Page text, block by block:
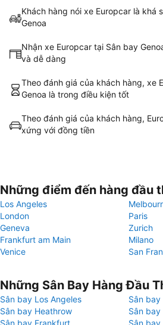
Khách hàng nói xe Europcar là khá
Genoa
Nhận xe Europcar tại Sân bay
và dễ dàng
Theo đánh giá của khách hàng, xe
Genoa là trong điều kiện tốt
Theo đánh giá của khách hàng,
xứng với đồng tiền
Những điểm đến hàng đầu
Los Angeles
London
Paris
Geneva
Zurich
Frankfurt am Main
Milano
Venice
San
Những Sân Bay Hàng Đầu
Sân bay Los Angeles
Sân
Sân bay Heathrow
Sân bay
Sân bay Frankfurt
Sân bay